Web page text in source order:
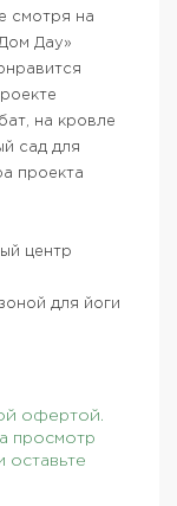
смотря на
Дау»
на кровле
сад для
проекта
центр
для йоги
офертой.
просмотр
оставьте